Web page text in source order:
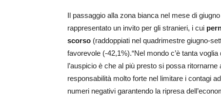
Il passaggio alla zona bianca nel mese di
rappresentato un invito per gli stranieri, i cui
scorso (raddoppiati nel quadrimestre giugno-
favorevole (-42,1%).“Nel mondo c’è tanta
l’auspicio è che al più presto si possa
responsabilità molto forte nel limitare i contagi
numeri negativi garantendo la ripresa